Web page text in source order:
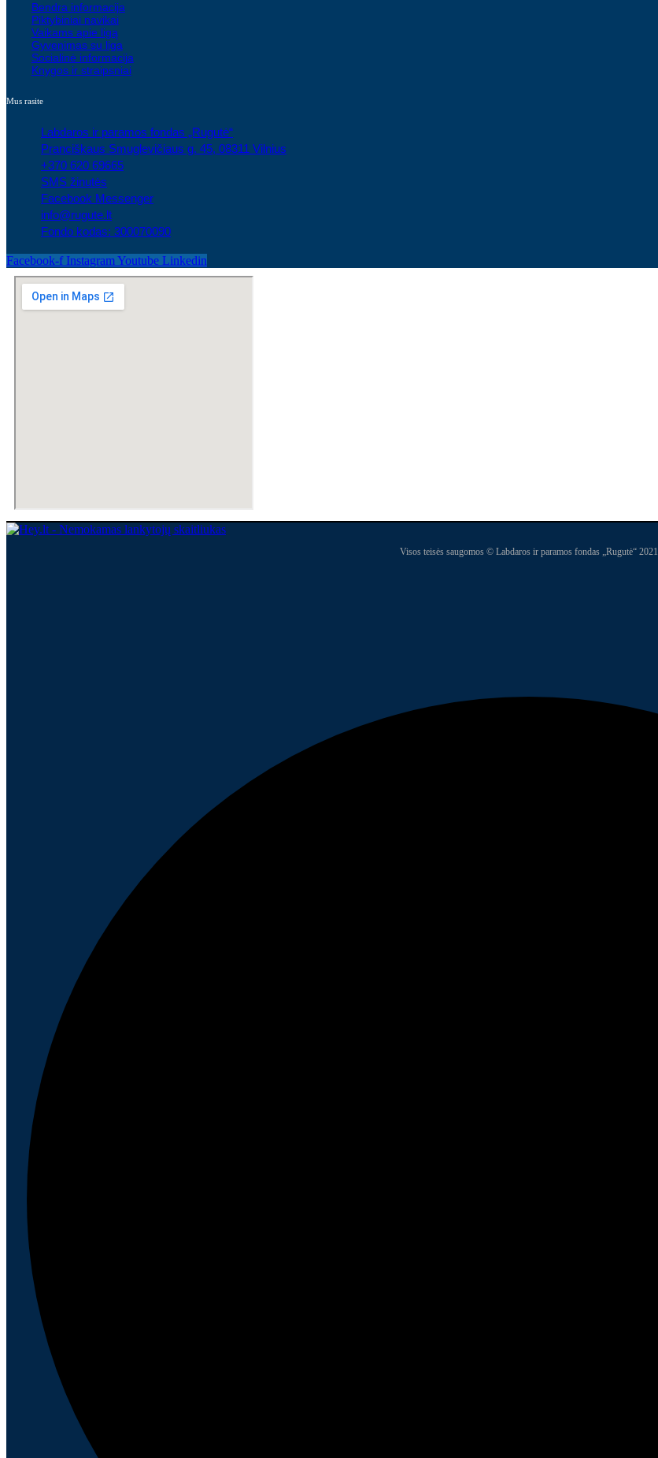
Bendra informacija
Piktybiniai navikai
Vaikams apie ligą
Gyvenimas su liga
Socialinė informacija
Knygos ir straipsniai
Mus rasite
Labdaros ir paramos fondas „Rugutė“
Pranciškaus Smuglevičiaus g. 45, 08311 Vilnius
+370 620 69665
SMS žinutės
Facebook Messenger
info@rugute.lt
Fondo kodas: 300070090
Facebook-f InstagramYoutube Linkedin
Visos teisės saugomos © Labdaros ir paramos fondas „Rugutė“ 2021